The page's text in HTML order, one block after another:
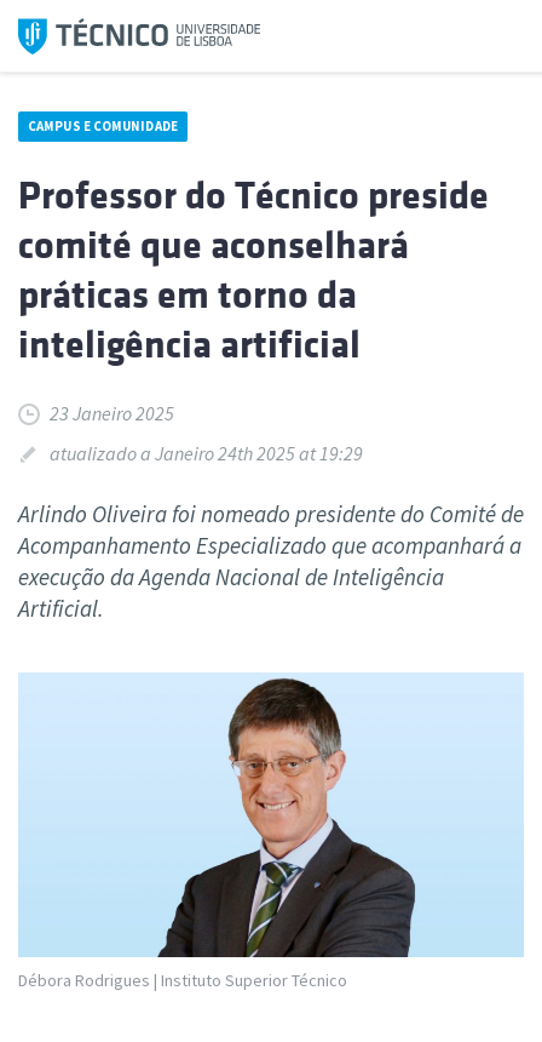
Saltar
para
CAMPUS E COMUNIDADE
Professor do Técnico preside
comité que aconselhará
práticas em torno da
inteligência artificial
23 Janeiro 2025
atualizado a Janeiro 24th 2025 at 19:29
Arlindo Oliveira foi nomeado presidente do Comité de
Acompanhamento Especializado que acompanhará a
execução da Agenda Nacional de Inteligência
Artificial.
Débora Rodrigues | Instituto Superior Técnico